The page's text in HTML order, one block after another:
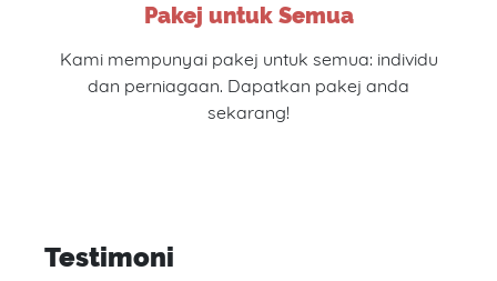
Pakej untuk Semua
Kami mempunyai pakej untuk semua: individu
dan perniagaan. Dapatkan pakej anda
sekarang!
Testimoni